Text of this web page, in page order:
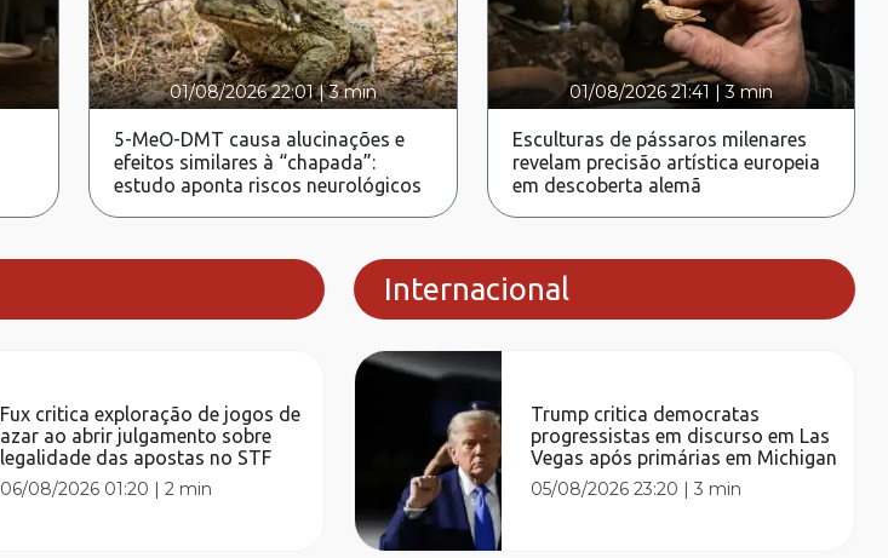
01/08/2026 22:01|3 min
5-MeO-DMT causa alucinações e
efeitos similares à “chapada”:
estudo aponta riscos neurológicos
01/08/2026 21:41 |3 min
Esculturas de pássaros milenares
revelam precisão artística europeia
em descoberta alemã
Fux critica exploração de jogos de
azar ao abrir julgamento sobre
legalidade das apostas no STF
06/08/2026 01:20 |2 min
Internacional
Trump critica democratas
progressistas em discurso em Las
Vegas após primárias em Michigan
05/08/2026 23:20 |3 min